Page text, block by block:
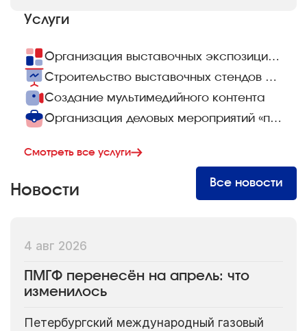
Услуги
Организация выставочных экспозиций «под ключ»
Строительство выставочных стендов по всему миру
Создание мультимедийного контента
Организация деловых мероприятий «под ключ»
Смотреть все услуги
Новости Все новости
4 авг 2026
ПМГФ перенесён на апрель: что
изменилось
Петербургский международный газовый